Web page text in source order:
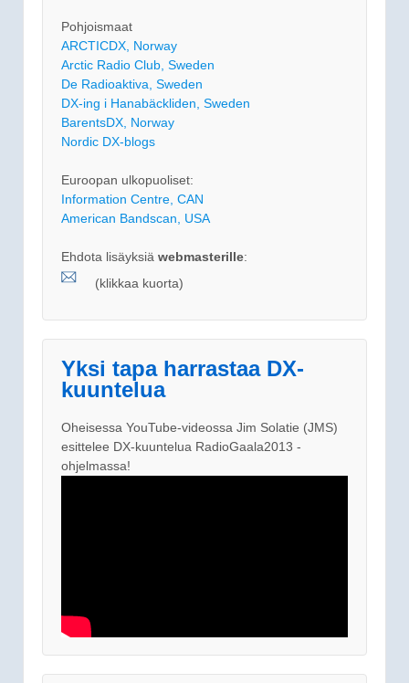
Pohjoismaat
ARCTICDX, Norway
Arctic Radio Club, Sweden
De Radioaktiva, Sweden
DX-ing i Hanabäckliden, Sweden
BarentsDX, Norway
Nordic DX-blogs
Euroopan ulkopuoliset:
Information Centre, CAN
American Bandscan, USA
Ehdota lisäyksiä webmasterille:
(klikkaa kuorta)
Yksi tapa harrastaa DX-
kuuntelua
Oheisessa YouTube-videossa Jim Solatie (JMS)
esittelee DX-kuuntelua RadioGaala2013 -
ohjelmassa!